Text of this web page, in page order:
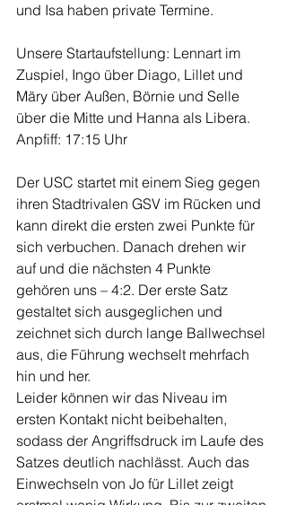
und Isa haben private Termine.
Unsere Startaufstellung: Lennart im
Zuspiel, Ingo über Diago, Lillet und
Märy über Außen, Börnie und Selle
über die Mitte und Hanna als Libera.
Anpfiff: 17:15 Uhr
Der USC startet mit einem Sieg gegen
ihren Stadtrivalen GSV im Rücken und
kann direkt die ersten zwei Punkte für
sich verbuchen. Danach drehen wir
auf und die nächsten 4 Punkte
gehören uns – 4:2. Der erste Satz
gestaltet sich ausgeglichen und
zeichnet sich durch lange Ballwechsel
aus, die Führung wechselt mehrfach
hin und her.
Leider können wir das Niveau im
ersten Kontakt nicht beibehalten,
sodass der Angriffsdruck im Laufe des
Satzes deutlich nachlässt. Auch das
Einwechseln von Jo für Lillet zeigt